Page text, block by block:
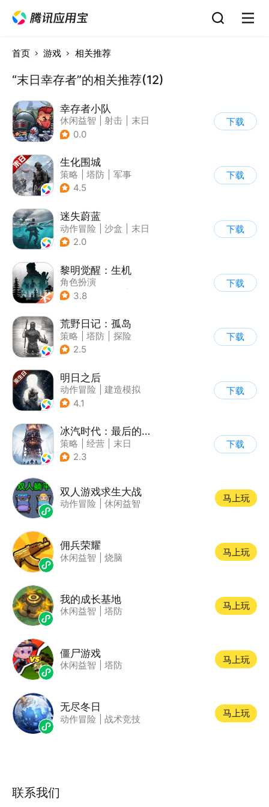
首页 游戏 相关推荐
“末日幸存者”的相关推荐(12)
幸存者小队
休闲益智 射击
末日
| 卡通
0.0
下载
生化围城
策略 塔防
军事
| 废土
4.5
下载
迷失蔚蓝
动作冒险 沙盒
末日
| 开放世界
2.0
下载
黎明觉醒：生机
角色扮演
| 第三人称射击
3.8
下载
荒野日记：孤岛
策略 塔防
探险
| 开放世界
2.5
下载
明日之后
动作冒险
建造模拟
| 丧尸
4.1
下载
冰汽时代：最后的家园
策略 经营
末日
| steam游戏
2.3
下载
双人游戏求生大战
动作冒险 休闲益智
马上玩
佣兵荣耀
休闲益智 烧脑
马上玩
我的成长基地
休闲益智 塔防
马上玩
僵尸游戏
休闲益智 塔防
马上玩
无尽冬日
动作冒险 战术竞技
马上玩
联系我们